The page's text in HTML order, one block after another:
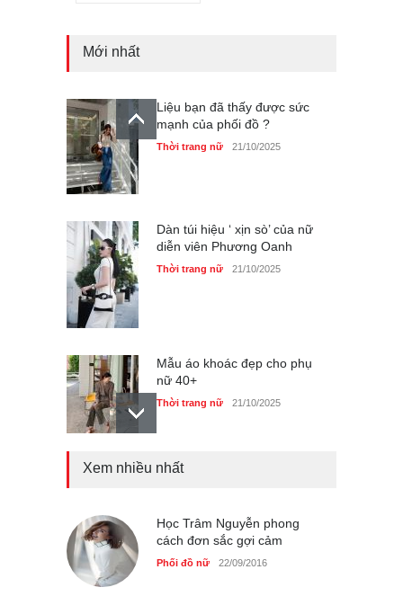
Mới nhất
Liệu bạn đã thấy được sức
mạnh của phối đồ ?
Thời trang nữ 21/10/2025
Dàn túi hiệu ‘ xịn sò’ của nữ
diễn viên Phương Oanh
Thời trang nữ 21/10/2025
Mẫu áo khoác đẹp cho phụ
nữ 40+
Thời trang nữ 21/10/2025
Chiếc áo dài cưới của Hoa
Xem nhiều nhất
Học Trâm Nguyễn phong
cách đơn sắc gợi cảm
Phối đồ nữ 22/09/2016